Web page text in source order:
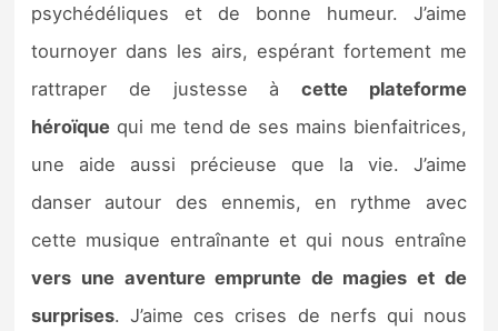
Autres tests
Previews
Précommandes
Précommandes jeux Switch 2
psychédéliques et de bonne humeur. J’aime
tournoyer dans les airs, espérant fortement me
rattraper de justesse àcette plateforme
héroïque qui me tend de ses mains bienfaitrices,
une aide aussi précieuse que la vie. J’aime
danser autour des ennemis, en rythme avec
cette musique entraînante et qui nous entraîne
vers une aventure emprunte de magies et de
surprises. J’aime ces crises de nerfs qui nous